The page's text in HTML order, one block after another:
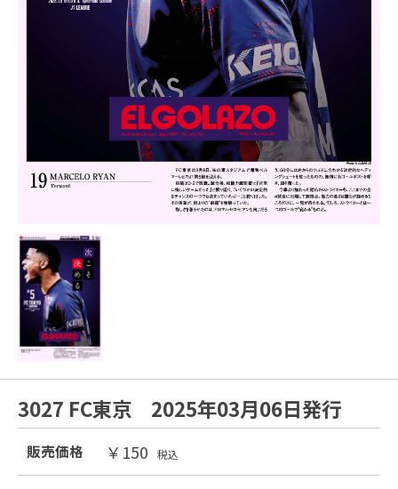
3027 FC東京 2025年03月06日発行
販売価格 ￥150 税込